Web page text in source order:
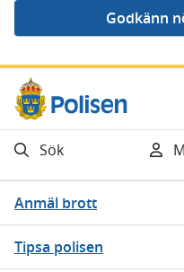
Gå direkt till innehåll
Sök
Anmäl brott
Tipsa polisen